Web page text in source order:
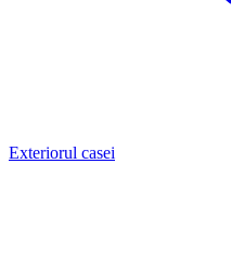
Exteriorul casei